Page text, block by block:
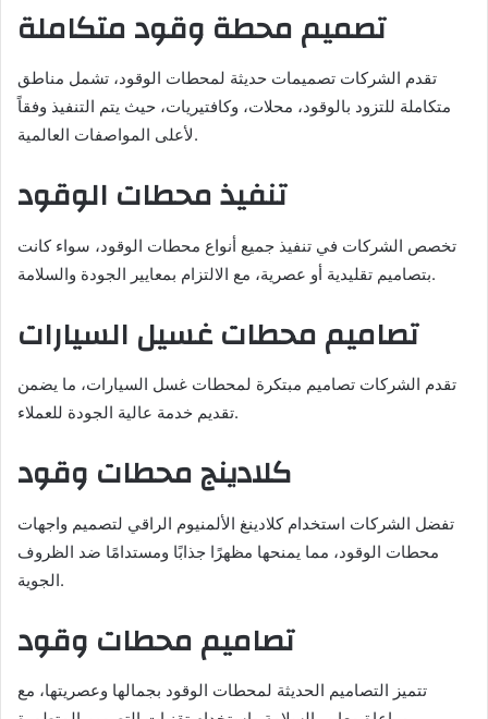
تصميم محطة وقود متكاملة
تقدم الشركات تصميمات حديثة لمحطات الوقود، تشمل مناطق
متكاملة للتزود بالوقود، محلات، وكافتيريات، حيث يتم التنفيذ وفقاً
لأعلى المواصفات العالمية.
تنفيذ محطات الوقود
تخصص الشركات في تنفيذ جميع أنواع محطات الوقود، سواء كانت
بتصاميم تقليدية أو عصرية، مع الالتزام بمعايير الجودة والسلامة.
تصاميم محطات غسيل السيارات
تقدم الشركات تصاميم مبتكرة لمحطات غسل السيارات، ما يضمن
تقديم خدمة عالية الجودة للعملاء.
كلادينج محطات وقود
تفضل الشركات استخدام كلادينغ الألمنيوم الراقي لتصميم واجهات
محطات الوقود، مما يمنحها مظهرًا جذابًا ومستدامًا ضد الظروف
الجوية.
تصاميم محطات وقود
تتميز التصاميم الحديثة لمحطات الوقود بجمالها وعصريتها، مع